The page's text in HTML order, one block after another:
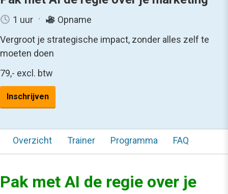
1 uur
Opname
Vergroot je strategische impact, zonder alles zelf te
moeten doen
79,- excl. btw
Inschrijven
Overzicht Trainer Programma FAQ
Pak met AI de regie over je